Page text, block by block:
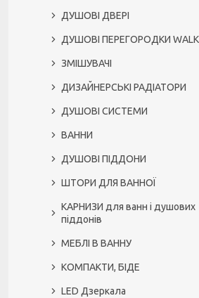
ДУШОВІ ДВЕРІ
ДУШОВІ ПЕРЕГОРОДКИ WALK
ЗМІШУВАЧІ
ДИЗАЙНЕРСЬКІ РАДІАТОРИ
ДУШОВІ СИСТЕМИ
ВАННИ
ДУШОВІ ПІДДОНИ
ШТОРИ ДЛЯ ВАННОЇ
КАРНИЗИ для ванн і душових
піддонів
МЕБЛІ В ВАННУ
КОМПАКТИ, БІДЕ
LED Дзеркала